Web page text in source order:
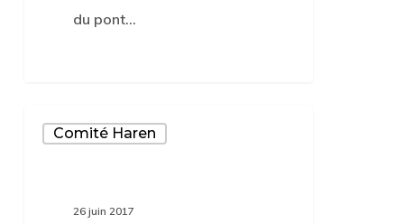
du pont…
Assemblée
Générale
Comité Haren
26 juin 2017